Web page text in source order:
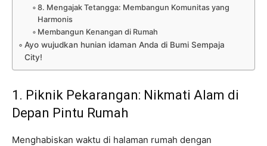
8. Mengajak Tetangga: Membangun Komunitas yang
Harmonis
Membangun Kenangan di Rumah
Ayo wujudkan hunian idaman Anda di Bumi Sempaja
City!
1. Piknik Pekarangan: Nikmati Alam di
Depan Pintu Rumah
Menghabiskan waktu di halaman rumah dengan